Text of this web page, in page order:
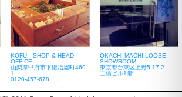
KOFU SHOP & HEAD
OFFICE
山梨県甲府市下鍛冶屋町469-
1
0120-457-678
OKACHI-MACHI LOOSE
SHOWROOM
東京都台東区上野5-17-2
三橋ビル1階